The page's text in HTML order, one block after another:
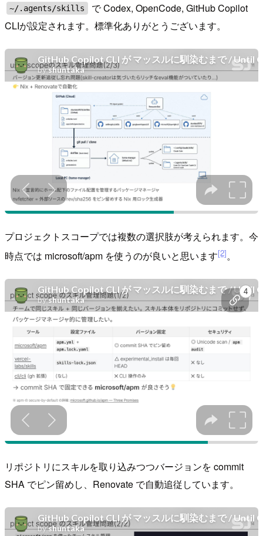
~/.agents/skills
で Codex, OpenCode, GitHub Copilot
CLIが設定されます。標準化ありがとうございます。
プロジェクトスコープでは複数の選択肢が考えられます。今
時点では microsoft/apm を使うのが良いと思います[2]。
リポジトリにスキルを取り込みつつバージョンを commit
SHA でピン留めし、Renovate で自動追従しています。